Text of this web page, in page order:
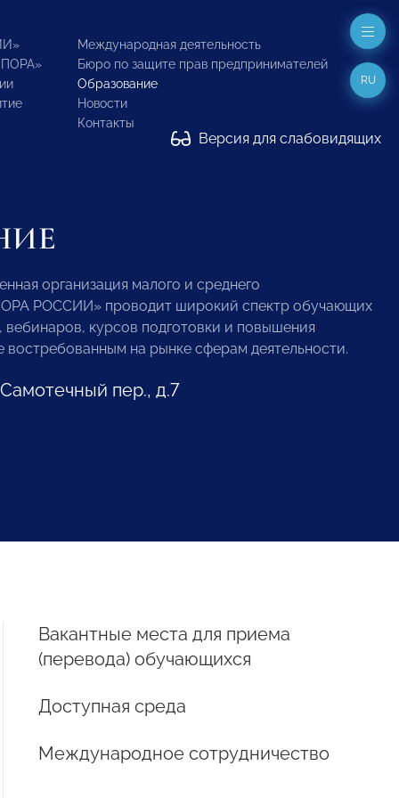
Международная деятельность
Бюро по защите прав предпринимателей
Образование
Новости
Контакты
Версия для слабовидящих
RU
организация малого и среднего
РОССИИ» проводит широкий спектр обучающих
курсов подготовки и повышения
на рынке сферам деятельности.
пер., д.7
Вакантные места для приема
(перевода) обучающихся
Доступная среда
Международное сотрудничество